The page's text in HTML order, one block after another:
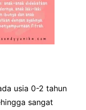
usia 0-2 tahun
sangat